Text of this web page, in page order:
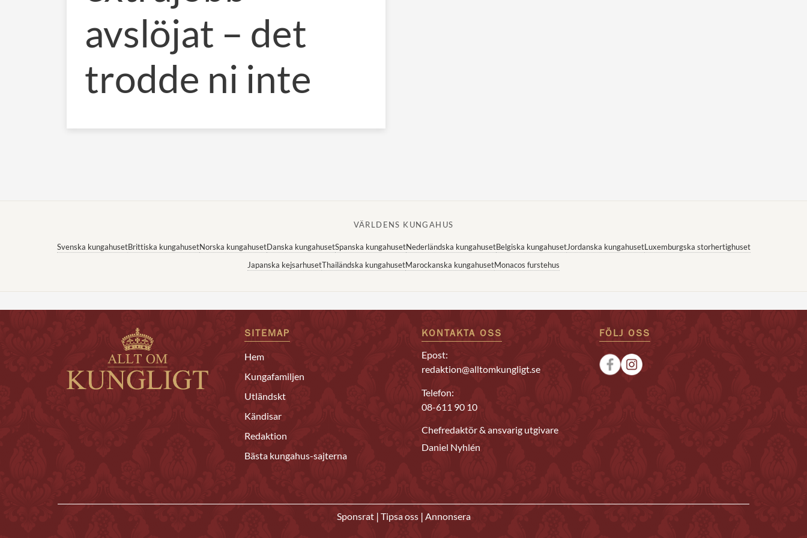
avslöjat – det
trodde ni inte
VÄRLDENS KUNGAHUS
Svenska kungahusetBrittiska kungahusetNorska kungahusetDanska kungahusetSpanska kungahusetNederländska kungahusetBelgiska kungahusetJordanska kungahusetLuxemburgska storhertighuset
Japanska kejsarhusetThailändska kungahusetMarockanska kungahusetMonacos furstehus
SITEMAP
Hem
Kungafamiljen
Utländskt
Kändisar
Redaktion
Bästa kungahus-sajterna
KONTAKTA OSS
Epost:
redaktion@alltomkungligt.se
Telefon:
08-611 90 10
Chefredaktör & ansvarig utgivare
Daniel Nyhlén
FÖLJ OSS
Sponsrat | Tipsa oss | Annonsera